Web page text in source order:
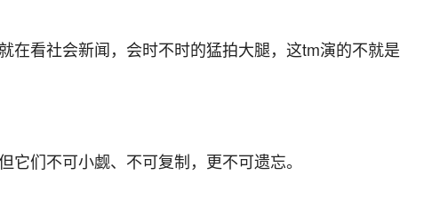
在看社会新闻，会时不时的猛拍大腿，这tm演的不就是
它们不可小觑、不可复制，更不可遗忘。